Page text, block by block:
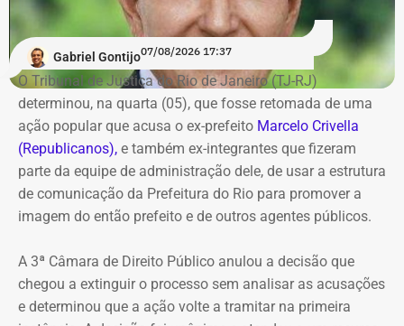
Gabriel Gontijo07/08/2026 17:37
O Tribunal de Justiça do Rio de Janeiro (TJ-RJ)
determinou, na quarta (05), que fosse retomada de uma
ação popular que acusa o ex-prefeito Marcelo Crivella
(Republicanos), e também ex-integrantes que fizeram
parte da equipe de administração dele, de usar a estrutura
de comunicação da Prefeitura do Rio para promover a
imagem do então prefeito e de outros agentes públicos.
A 3ª Câmara de Direito Público anulou a decisão que
chegou a extinguir o processo sem analisar as acusações
e determinou que a ação volte a tramitar na primeira